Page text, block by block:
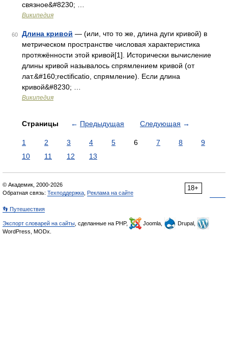
связное&#8230; …
Википедия
60 Длина кривой — (или, что то же, длина дуги кривой) в
метрическом пространстве числовая характеристика
протяжённости этой кривой[1]. Исторически вычисление
длины кривой называлось спрямлением кривой (от
лат.&#160;rectificatio, спрямление). Если длина
кривой&#8230; …
Википедия
Страницы ← Предыдущая Следующая →
1 2 3 4 5 6 7 8
9
10
11 12 13
18+
© Академик, 2000-2026
Обратная связь: Техподдержка Реклама на сайте
👣 Путешествия
Экспорт словарей на сайты , сделанные на PHP, Joomla,
Drupal,
WordPress, MODx.